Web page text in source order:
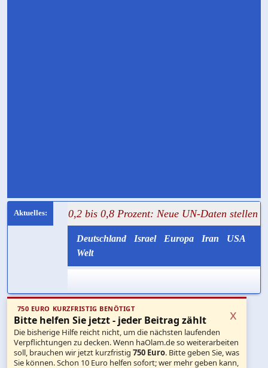
0,2 bis 0,8 Prozent: Neue UN-Daten stellen Gaza-
Deutschland Israel Europa Iran
USA
Welt
750 EURO KURZFRISTIG BENÖTIGT
Bitte helfen Sie jetzt - jeder Beitrag zählt
Die bisherige Hilfe reicht nicht, um die nächsten laufenden
Verpflichtungen zu decken. Wenn haOlam.de so weiterarbeiten
soll, brauchen wir jetzt kurzfristig750 Euro. Bitte geben Sie, was
Sie können. Schon 10 Euro helfen sofort; wer mehr geben kann,
x